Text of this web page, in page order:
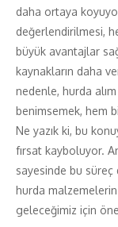
daha ortaya
değerlendirilmesi,
büyük avantajlar
kaynakların daha
nedenle, hurda
benimsemek, hem
Ne yazık ki, bu
fırsat kayboluyor.
sayesinde bu süreç
hurda
geleceğimiz için